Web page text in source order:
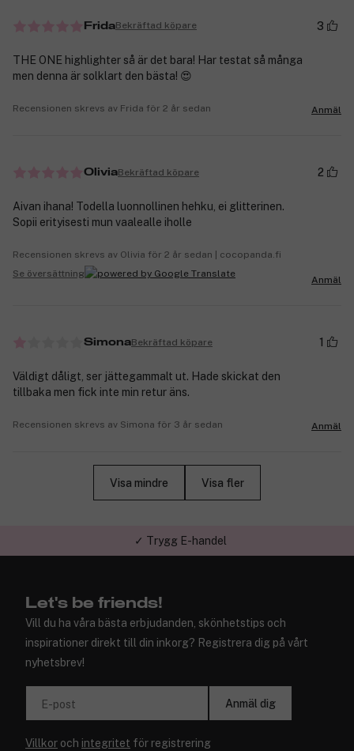
FridaBekräftad köpare 3
THE ONE highlighter så är det bara! Har testat så många
men denna är solklart den bästa! 😍
Recensionen skrevs av Frida för 2 år sedan Anmäl
OliviaBekräftad köpare 2
Aivan ihana! Todella luonnollinen hehku, ei glitterinen.
Sopii erityisesti mun vaalealle iholle
Recensionen skrevs av Olivia för 2 år sedan | cocopanda.fi
Se översättning
Anmäl
SimonaBekräftad köpare 1
Väldigt dåligt, ser jättegammalt ut. Hade skickat den
tillbaka men fick inte min retur äns.
Recensionen skrevs av Simona för 3 år sedan Anmäl
Visa mindre Visa fler
✓ Trygg E-handel
Let's be friends!
Vill du ha våra bästa erbjudanden, skönhetstips och
inspirationer direkt till din inkorg? Registrera dig på vårt
nyhetsbrev!
E-post Anmäl dig
Villkor och integritet för registrering